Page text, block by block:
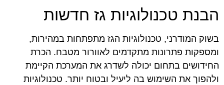
הבנת טכנולוגיות גז חדשות
בשוק המודרני, טכנולוגיות הגז מתפתחות במהירות,
ומספקות פתרונות מתקדמים לאוורור מטבח. הכרת
החידושים בתחום יכולה לשדרג את המערכת הקיימת
ולהפוך את השימוש בה ליעיל ובטוח יותר. טכנולוגיות